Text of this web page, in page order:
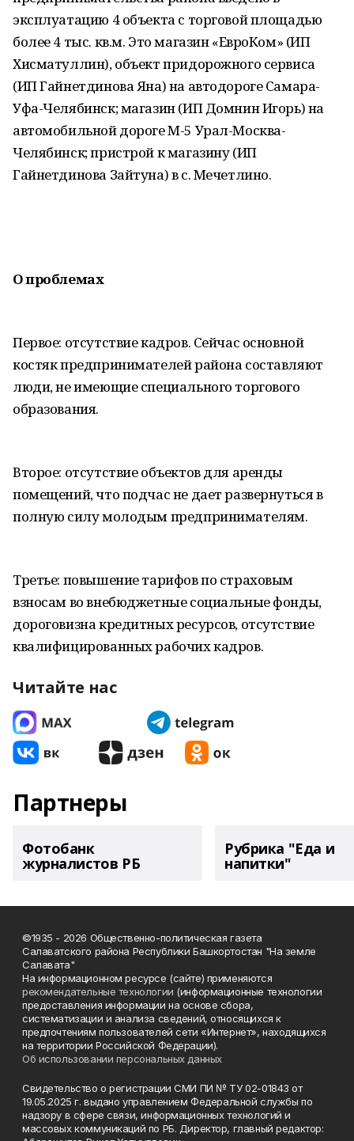
эксплуатацию 4 объекта с торговой площадью
более 4 тыс. кв.м. Это магазин «ЕвроКом» (ИП
Хисматуллин), объект придорожного сервиса
(ИП Гайнетдинова Яна) на автодороге Самара-
Уфа-Челябинск; магазин (ИП Домнин Игорь) на
автомобильной дороге М-5 Урал-Москва-
Челябинск; пристрой к магазину (ИП
Гайнетдинова Зайтуна) в с. Мечетлино.
О проблемах
Первое: отсутствие кадров. Сейчас основной
костяк предпринимателей района составляют
люди, не имеющие специального торгового
образования.
Второе: отсутствие объектов для аренды
помещений, что подчас не дает развернуться в
полную силу молодым предпринимателям.
Третье: повышение тарифов по страховым
взносам во внебюджетные социальные фонды,
дороговизна кредитных ресурсов, отсутствие
квалифицированных рабочих кадров.
Читайте нас
Партнеры
Фотобанк
журналистов РБ
Рубрика "Еда и
напитки"
©1935 - 2026 Общественно-политическая газета
Салаватского района Республики Башкортостан "На земле
Салавата"
На информационном ресурсе (сайте) применяются
рекомендательные технологии (информационные технологии
предоставления информации на основе сбора,
систематизации и анализа сведений, относящихся к
предпочтениям пользователей сети «Интернет», находящихся
на территории Российской Федерации).
Об использовании персональных данных
Свидетельство о регистрации СМИ ПИ № ТУ 02-01843 от
19.05.2025 г. выдано управлением Федеральной службы по
надзору в сфере связи, информационных технологий и
массовых коммуникаций по РБ. Директор, главный редактор: